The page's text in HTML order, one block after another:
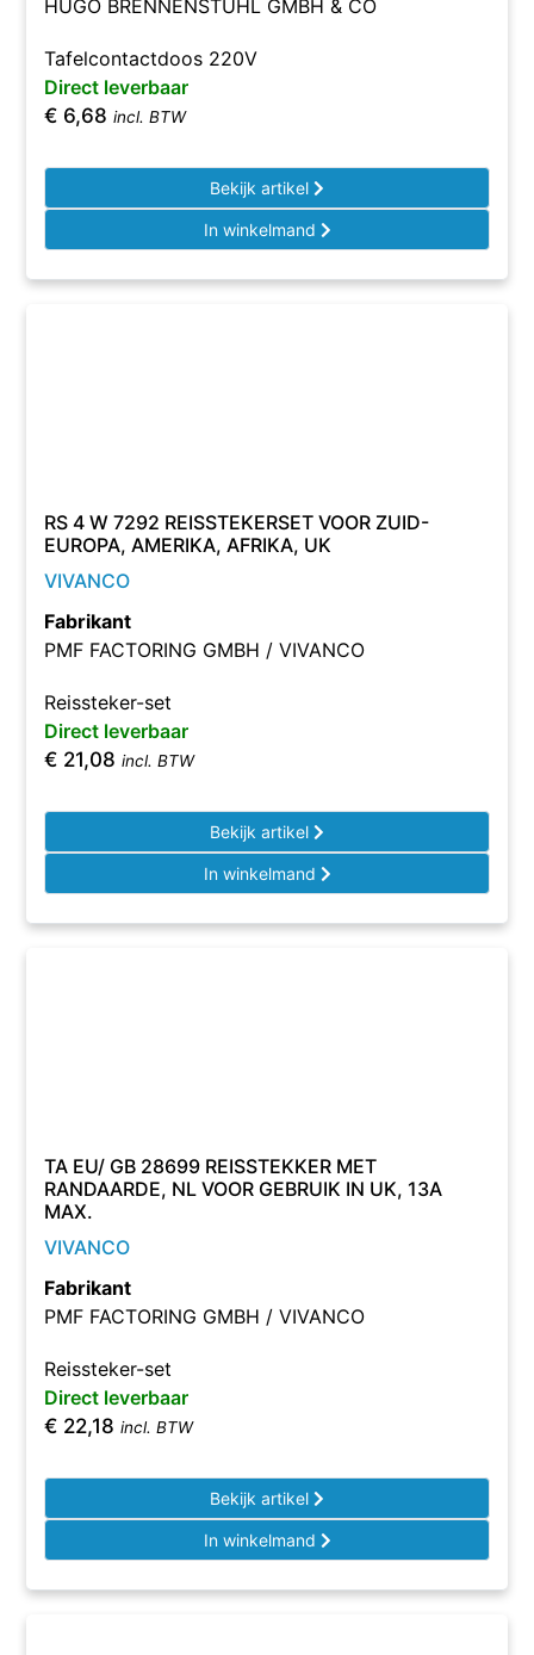
HUGO BRENNENSTUHL GMBH & CO
Tafelcontactdoos 220V
Direct leverbaar
€ 6,68 incl. BTW
Bekijk artikel
In winkelmand
RS 4 W 7292 REISSTEKERSET VOOR ZUID-
EUROPA, AMERIKA, AFRIKA, UK
VIVANCO
Fabrikant
PMF FACTORING GMBH / VIVANCO
Reissteker-set
Direct leverbaar
€ 21,08 incl. BTW
Bekijk artikel
In winkelmand
TA EU/ GB 28699 REISSTEKKER MET
RANDAARDE, NL VOOR GEBRUIK IN UK, 13A
MAX.
VIVANCO
Fabrikant
PMF FACTORING GMBH / VIVANCO
Reissteker-set
Direct leverbaar
€ 22,18 incl. BTW
Bekijk artikel
In winkelmand